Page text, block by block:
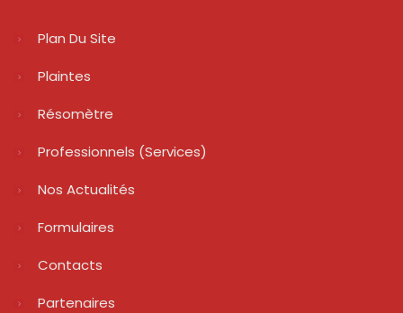
Plan Du Site
Plaintes
Résomètre
Professionnels (services)
Nos Actualités
Formulaires
Contacts
Partenaires